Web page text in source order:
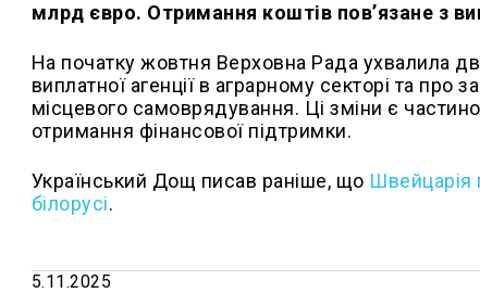
млрд євро. Отримання коштів пов’язане з
На початку жовтня Верховна Рада ухвалила
виплатної агенції в аграрному секторі та про
місцевого самоврядування. Ці зміни є
отримання фінансової підтримки.
Український Дощ писав раніше, що Швейцарія
білорусі.
5.11.2025